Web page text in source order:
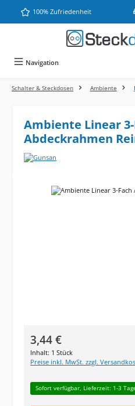
Zum Hauptinhalt springen
100% Zufriedenheit
Navigation
Schalter & Steckdosen Ambiente
Ambiente Linear
Abdeckrahmen
Bildergalerie überspringen
Regulärer Preis:
3,44 €
Inhalt: 1 Stück
Preise inkl. MwSt. zzgl.
Sofort verfügbar, Lieferzeit: 1-3